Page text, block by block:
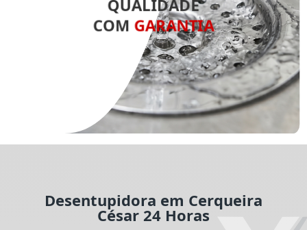
QUALIDADE
COM GARANTIA
Desentupidora em Cerqueira
César 24 Horas